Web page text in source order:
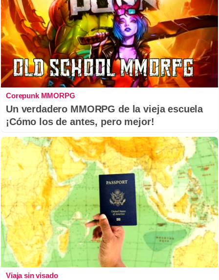
Corepunk MMORPG
Un verdadero MMORPG de la vieja escuela
¡Cómo los de antes, pero mejor!
Viaja sin visado